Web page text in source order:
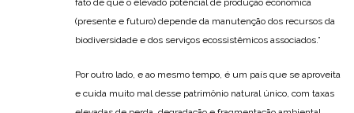
fato de que o elevado potencial de produção econômica
(presente e futuro) depende da manutenção dos recursos da
biodiversidade e dos serviços ecossistêmicos associados.”
Por outro lado, e ao mesmo tempo, é um país que se aproveita
e cuida muito mal desse patrimônio natural único, com taxas